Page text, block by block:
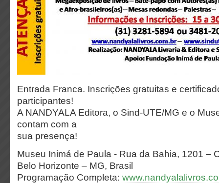
Entrada Franca. Inscrições gratuitas e
participantes!
A NANDYALA Editora, o Sind-UTE/MG e o
contam com a
sua presença!
Museu Inimá de Paula - Rua da Bahia, 1201 –
Belo Horizonte – MG, Brasil
Programação Completa: